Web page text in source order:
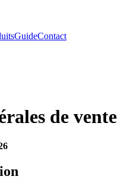
GuideContact
de vente